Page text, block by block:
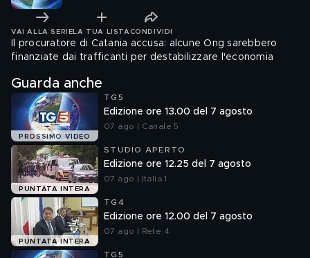
VAI ALLA SERIE LA TUA LISTA CONDIVIDI
Il procuratore di Catania accusa: alcune Ong sarebbero
finanziate dai trafficanti per destabilizzare l'economia
Guarda anche
PROSSIMO VIDEO
TG5
Edizione ore 13.00 del 7 agosto
07 ago | Canale 5
PUNTATA INTERA
STUDIO APERTO
Edizione ore 12.25 del 7 agosto
07 ago | Italia 1
PUNTATA INTERA
TG4
Edizione ore 12.00 del 7 agosto
07 ago | Rete 4
TG5